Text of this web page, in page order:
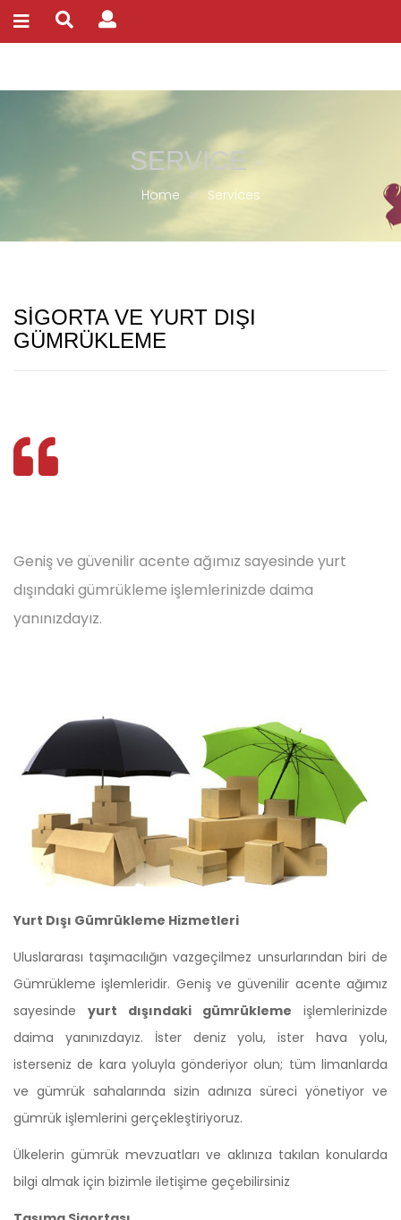
SERVICE
Home Services
SİGORTA VE YURT DIŞI
GÜMRÜKLEME
Geniş ve güvenilir acente ağımız sayesinde yurt
dışındaki gümrükleme işlemlerinizde daima
yanınızdayız.
Yurt Dışı Gümrükleme Hizmetleri
Uluslararası taşımacılığın vazgeçilmez unsurlarından biri de
Gümrükleme işlemleridir. Geniş ve güvenilir acente ağımız
sayesinde yurt dışındaki gümrükleme işlemlerinizde
daima yanınızdayız. İster deniz yolu, ister hava yolu,
isterseniz de kara yoluyla gönderiyor olun; tüm limanlarda
ve gümrük sahalarında sizin adınıza süreci yönetiyor ve
gümrük işlemlerini gerçekleştiriyoruz.
Ülkelerin gümrük mevzuatları ve aklınıza takılan konularda
bilgi almak için bizimle iletişime geçebilirsiniz